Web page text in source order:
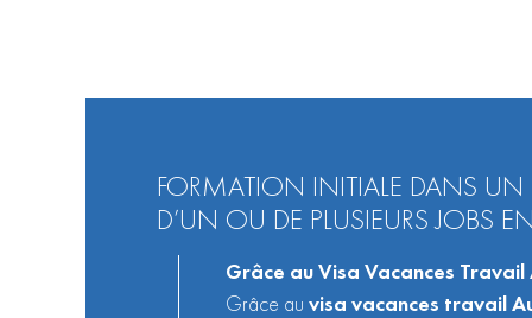
FORMATION INITIALE DANS UN
D’UN OU DE PLUSIEURS JOBS
Grâce au Visa Vacances
Grâce au visa vacances travail